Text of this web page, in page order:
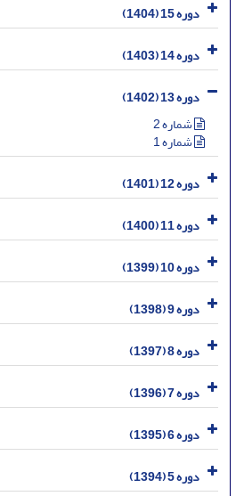
دوره 15 (1404)
دوره 14 (1403)
دوره 13 (1402)
شماره 2
شماره 1
دوره 12 (1401)
دوره 11 (1400)
دوره 10 (1399)
دوره 9 (1398)
دوره 8 (1397)
دوره 7 (1396)
دوره 6 (1395)
دوره 5 (1394)